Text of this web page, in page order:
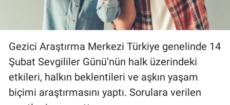
Gezici Araştırma Merkezi Türkiye genelinde 14
Şubat Sevgililer Günü’nün halk üzerindeki
etkileri, halkın beklentileri ve aşkın yaşam
biçimi araştırmasını yaptı. Sorulara verilen
Kimdir
Koronavirüs
Kültür Sanat
Ne demişti